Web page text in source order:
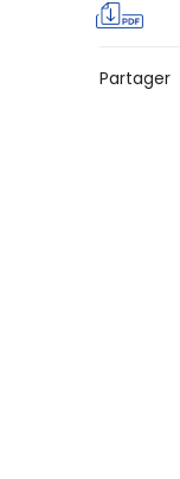
Partager